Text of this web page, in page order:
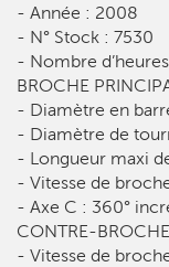
- Année : 2008
- N° Stock : 7530
- Nombre
BROCHE
- Diamètre en
- Diamètre de
- Longueur maxi
- Vitesse de
- Axe C : 360°
CONTRE-BROCHE
- Vitesse de